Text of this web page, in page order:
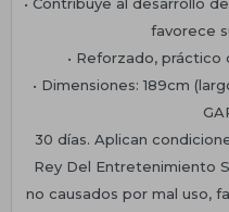
favorece
• Reforzado, práctico
• Dimensiones: 189cm
30 días. Aplican
Rey Del Entretenimiento
no causados por mal uso,